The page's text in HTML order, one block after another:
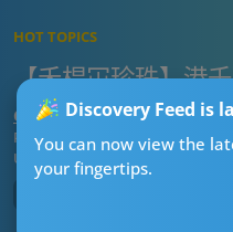
Discovery Feed is
You can now view the
your fingertips.
HOT TOPICS
【禾桿冚珍珠】港
CTgoodjobs’ Editor
Published:
2019-04-17
Updated:
2019-04-17 12:08